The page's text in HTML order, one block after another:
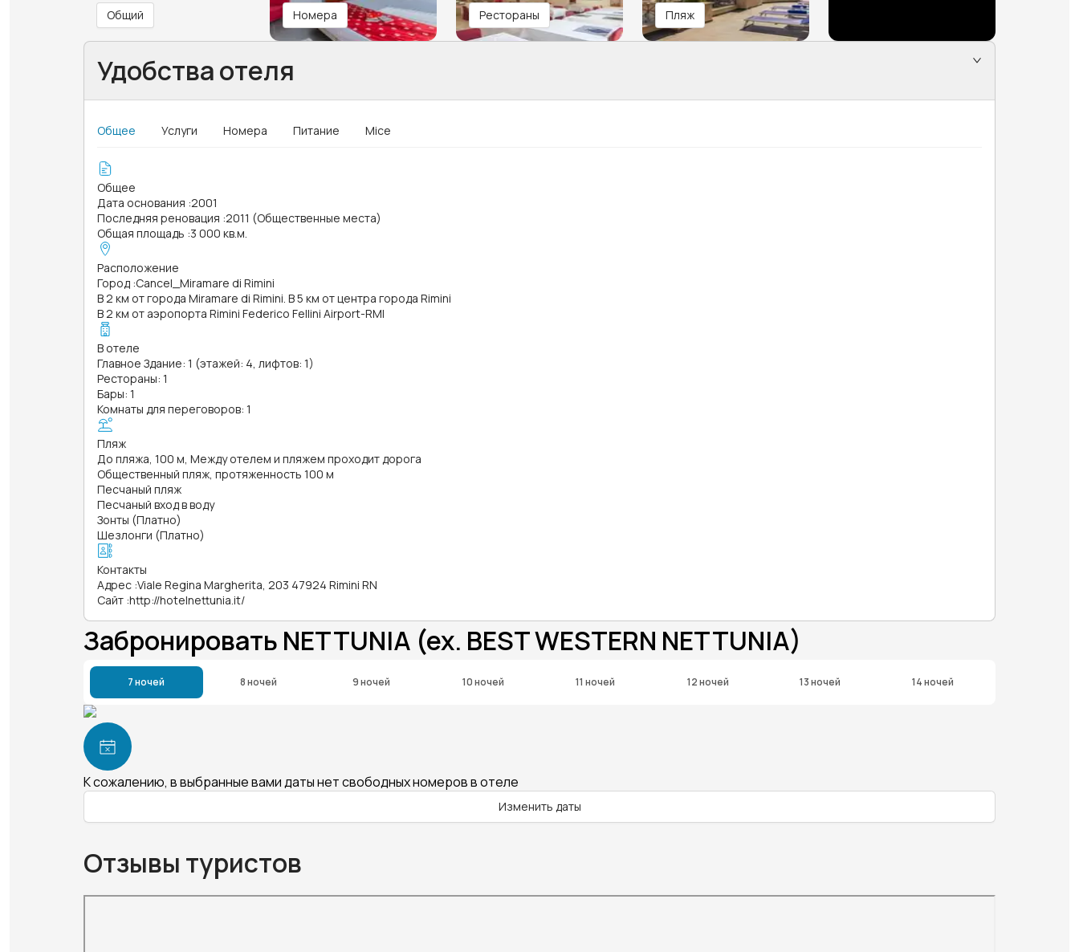
Общий Номера Рестораны Пляж
Удобства отеля
Общее Услуги Номера Питание Mice
Общее
Дата основания :2001
Последняя реновация :2011 (Общественные места)
Общая площадь :3 000 кв.м.
Расположение
Город :Cancel_Miramare di Rimini
В 2 км от города Miramare di Rimini. В 5 км от центра города Rimini
В 2 км от аэропорта Rimini Federico Fellini Airport-RMI
В отеле
Главное Здание: 1 (этажей: 4, лифтов: 1)
Рестораны: 1
Бары: 1
Комнаты для переговоров: 1
Пляж
До пляжа, 100 м, Между отелем и пляжем проходит дорога
Общественный пляж, протяженность 100 м
Песчаный пляж
Песчаный вход в воду
Зонты (Платно)
Шезлонги (Платно)
Контакты
Адрес :Viale Regina Margherita, 203 47924 Rimini RN
Сайт :http://hotelnettunia.it/
Забронировать NETTUNIA (ex. BEST WESTERN NETTUNIA)
7 ночей 8 ночей 9 ночей 10 ночей 11 ночей 12 ночей 13 ночей 14 ночей
К сожалению, в выбранные вами даты нет свободных номеров в отеле
Изменить даты
Отзывы туристов